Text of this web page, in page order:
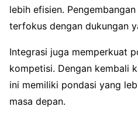
lebih efisien. Pengembangan
terfokus dengan dukungan
Integrasi juga memperkuat
kompetisi. Dengan kembali
ini memiliki pondasi yang
masa depan.